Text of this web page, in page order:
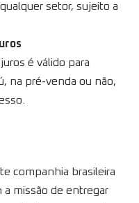
setor, sujeito a
é válido para
na pré-venda ou não,
companhia brasileira
missão de entregar